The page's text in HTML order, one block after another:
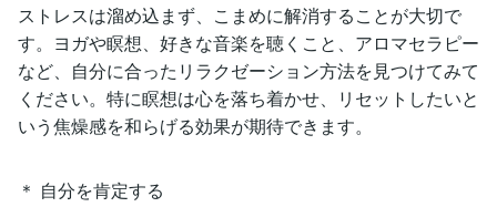
ストレスは溜め込まず、こまめに解消することが大切で
す。ヨガや瞑想、好きな音楽を聴くこと、アロマセラピー
など、自分に合ったリラクゼーション方法を見つけてみて
ください。特に瞑想は心を落ち着かせ、リセットしたいと
いう焦燥感を和らげる効果が期待できます。
＊ 自分を肯定する